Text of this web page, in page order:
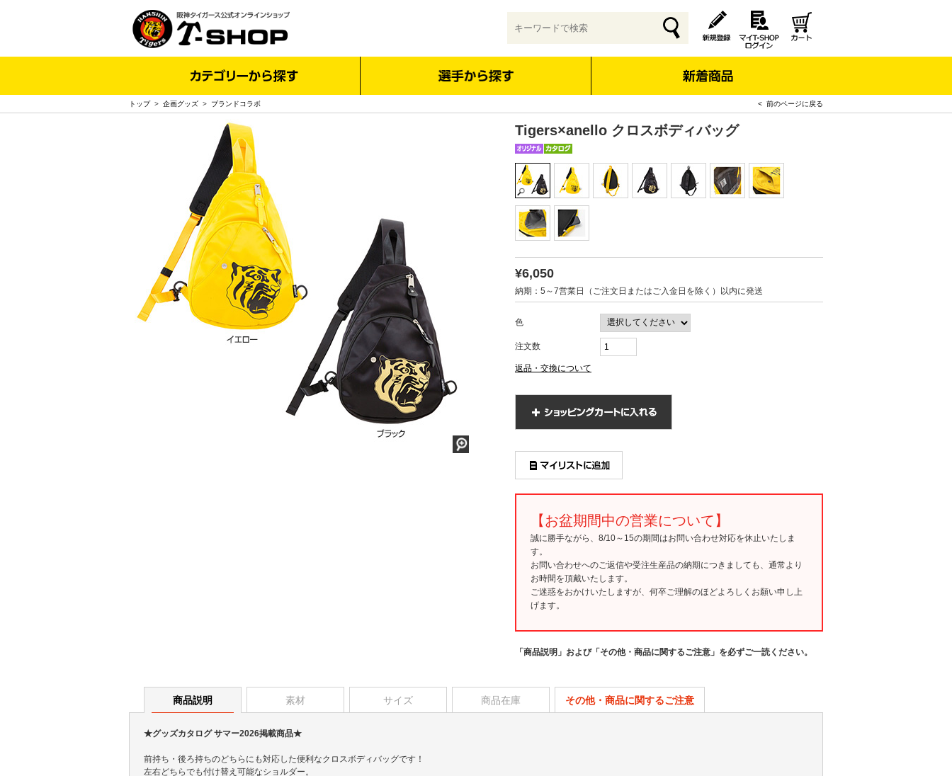
トップ> 企画グッズ > ブランドコラボ < 前のページに戻る
Tigers×anello クロスボディバッグ
¥6,050
納期：5～7営業日（ご注文日またはご入金日を除く）以内に発送
色
注文数
返品・交換について
【お盆期間中の営業について】
誠に勝手ながら、8/10～15の期間はお問い合わせ対応を休止いたしま
す。
お問い合わせへのご返信や受注生産品の納期につきましても、通常より
お時間を頂戴いたします。
ご迷惑をおかけいたしますが、何卒ご理解のほどよろしくお願い申し上
げます。
「商品説明」および「その他・商品に関するご注意」を必ずご一読ください。
商品説明 素材 サイズ 商品在庫 その他・商品に関するご注意
★グッズカタログ サマー2026掲載商品★
前持ち・後ろ持ちのどちらにも対応した便利なクロスボディバッグです！
左右どちらでも付け替え可能なショルダー。